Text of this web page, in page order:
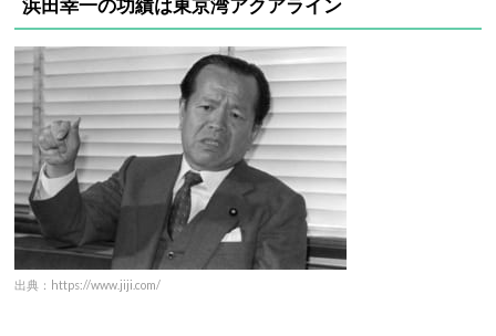
浜田幸一の功績は東京湾アクアライン
出典：https://www.jiji.com/